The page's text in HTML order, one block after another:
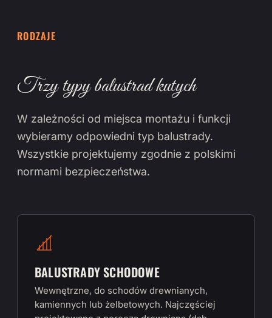
RODZAJE
Trzy typy balustrad kutych
W zależności od miejsca montażu i funkcji
wybieramy odpowiedni typ balustrady.
Wszystkie projektujemy zgodnie z polskimi
normami bezpieczeństwa.
BALUSTRADY SCHODOWE
Wewnętrzne, do schodów drewnianych,
kamiennych lub żelbetowych. Najczęściej